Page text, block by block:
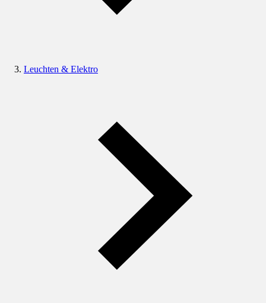
Leuchten & Elektro